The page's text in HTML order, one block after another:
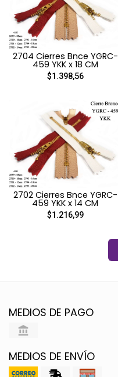
2704 Cierres Bnce YGRC-
459 YKK x 18 CM
$1.398,56
2702 Cierres Bnce YGRC-
459 YKK x 14 CM
$1.216,99
MEDIOS DE PAGO
MEDIOS DE ENVÍO